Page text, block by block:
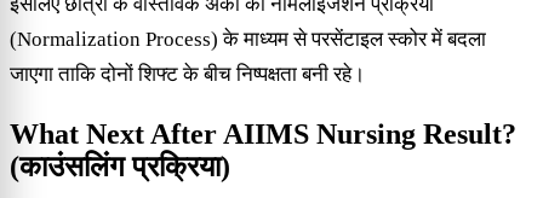
(Normalization Process) के माध्यम से परसेंटाइल स्कोर में बदला
जाएगा ताकि दोनों शिफ्ट के बीच निष्पक्षता बनी रहे।
What Next After AIIMS Nursing Result?
(काउंसलिंग प्रक्रिया)